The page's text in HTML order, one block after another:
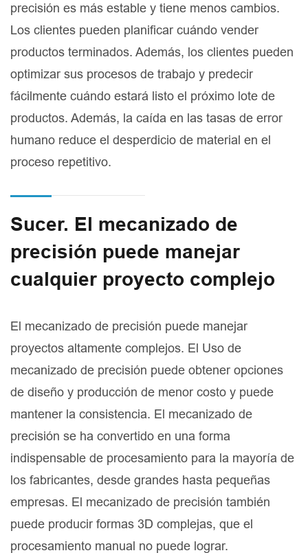
precisión es más estable y tiene menos cambios.
Los clientes pueden planificar cuándo vender
productos terminados. Además, los clientes pueden
optimizar sus procesos de trabajo y predecir
fácilmente cuándo estará listo el próximo lote de
productos. Además, la caída en las tasas de error
humano reduce el desperdicio de material en el
proceso repetitivo.
Sucer. El mecanizado de
precisión puede manejar
cualquier proyecto complejo
El mecanizado de precisión puede manejar
proyectos altamente complejos. El Uso de
mecanizado de precisión puede obtener opciones
de diseño y producción de menor costo y puede
mantener la consistencia. El mecanizado de
precisión se ha convertido en una forma
indispensable de procesamiento para la mayoría de
los fabricantes, desde grandes hasta pequeñas
empresas. El mecanizado de precisión también
puede producir formas 3D complejas, que el
procesamiento manual no puede lograr.